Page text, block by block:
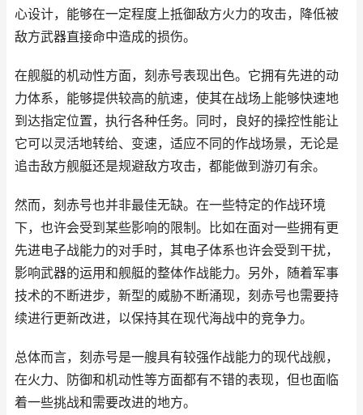
心设计，能够在一定程度上抵御敌方火力的攻击，降低被
敌方武器直接命中造成的损伤。
在舰艇的机动性方面，刻赤号表现出色。它拥有先进的动
力体系，能够提供较高的航速，使其在战场上能够快速地
到达指定位置，执行各种任务。同时，良好的操控性能让
它可以灵活地转给、变速，适应不同的作战场景，无论是
追击敌方舰艇还是规避敌方攻击，都能做到游刃有余。
然而，刻赤号也并非最佳无缺。在一些特定的作战环境
下，也许会受到某些影响的限制。比如在面对一些拥有更
先进电子战能力的对手时，其电子体系也许会受到干扰，
影响武器的运用和舰艇的整体作战能力。另外，随着军事
技术的不断进步，新型的威胁不断涌现，刻赤号也需要持
续进行更新改进，以保持其在现代海战中的竞争力。
总体而言，刻赤号是一艘具有较强作战能力的现代战舰，
在火力、防御和机动性等方面都有不错的表现，但也面临
着一些挑战和需要改进的地方。